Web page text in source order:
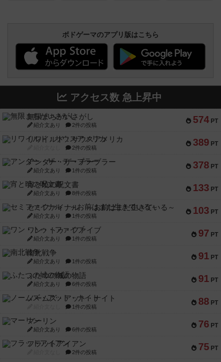
ボドゲーマのアプリ版はこちら
アクセス数 急上昇中
574 PT
無限まちがいさがし
紹介文あり 2件の投稿
389 PT
リワイルド：サウスアメリカ
2件の投稿
378 PT
アンダー・ザ・テーブラー
紹介文あり 1件の投稿
133 PT
宵と暁の呪文書
紹介文あり 8件の投稿
103 PT
セミファイナル ～お前はまだ生きている～
紹介文あり 1件の投稿
97 PT
ワン・トゥ・ファイブ
紹介文あり 1件の投稿
91 PT
南北戦争
紹介文あり 1件の投稿
91 PT
ふたつの城の物語
紹介文あり 6件の投稿
88 PT
ノームズ・アット・ナイト
1件の投稿
76 PT
マーリン
紹介文あり 6件の投稿
75 PT
フラットアイアン
2件の投稿